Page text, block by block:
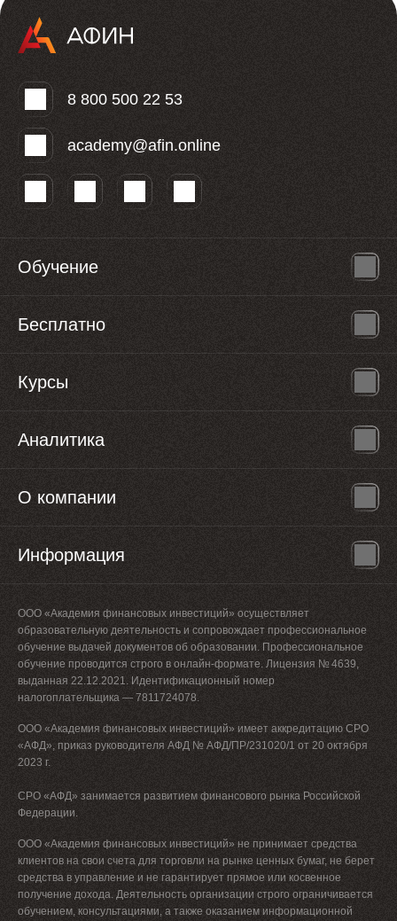
8 800 500 22 53
academy@afin.online
Обучение
Бесплатно
Курсы
Аналитика
О компании
Информация
ООО «Академия финансовых инвестиций» осуществляет
образовательную деятельность и сопровождает профессиональное
обучение выдачей документов об образовании. Профессиональное
обучение проводится строго в онлайн-формате. Лицензия № 4639,
выданная 22.12.2021. Идентификационный номер
налогоплательщика — 7811724078.
ООО «Академия финансовых инвестиций» имеет аккредитацию СРО
«АФД», приказ руководителя АФД № АФД/ПР/231020/1 от 20 октября
2023 г.
СРО «АФД» занимается развитием финансового рынка Российской
Федерации.
ООО «Академия финансовых инвестиций» не принимает средства
клиентов на свои счета для торговли на рынке ценных бумаг, не берет
средства в управление и не гарантирует прямое или косвенное
получение дохода. Деятельность организации строго ограничивается
обучением, консультациями, а также оказанием информационной